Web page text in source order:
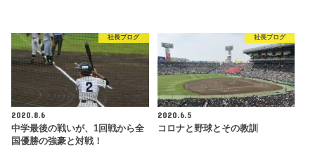
社長ブログ
2020.8.6
中学最後の戦いが、1回戦から全
国優勝の強豪と対戦！
社長ブログ
2020.6.5
コロナと野球とその教訓